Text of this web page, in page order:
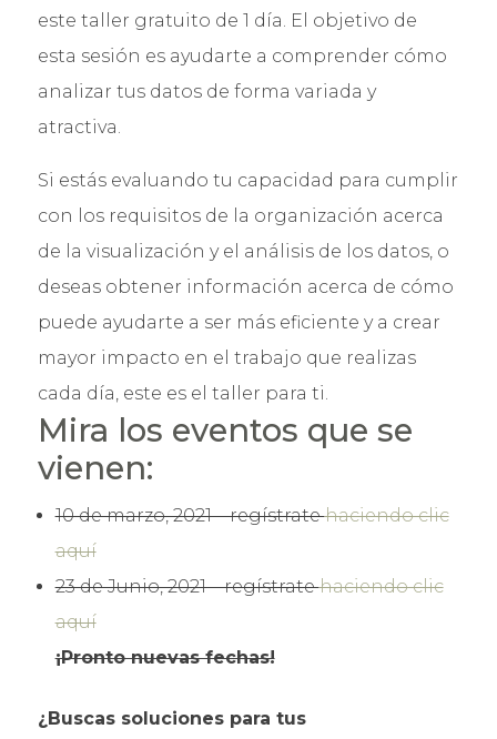
este taller gratuito de 1 día. El objetivo de
esta sesión es ayudarte a comprender cómo
analizar tus datos de forma variada y
atractiva.
Si estás evaluando tu capacidad para cumplir
con los requisitos de la organización acerca
de la visualización y el análisis de los datos, o
deseas obtener información acerca de cómo
puede ayudarte a ser más eficiente y a crear
mayor impacto en el trabajo que realizas
cada día, este es el taller para ti.
Mira los eventos que se
vienen:
10 de marzo, 2021 – regístratehaciendo clic
aquí
23 de Junio, 2021 – regístratehaciendo clic
aquí
¡Pronto nuevas fechas!
¿Buscas soluciones para tus